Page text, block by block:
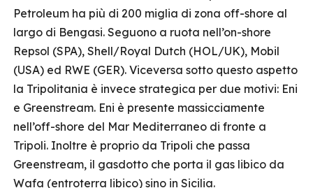
Petroleum ha più di 200 miglia di zona off-shore al
largo di Bengasi. Seguono a ruota nell’on-shore
Repsol (SPA), Shell/Royal Dutch (HOL/UK), Mobil
(USA) ed RWE (GER). Viceversa sotto questo aspetto
la Tripolitania è invece strategica per due motivi: Eni
e Greenstream. Eni è presente massicciamente
nell’off-shore del Mar Mediterraneo di fronte a
Tripoli. Inoltre è proprio da Tripoli che passa
Greenstream, il gasdotto che porta il gas libico da
Wafa (entroterra libico) sino in Sicilia.